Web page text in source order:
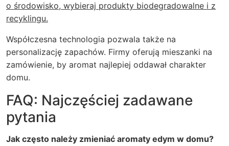
o środowisko, wybieraj produkty biodegradowalne i z
recyklingu.
Współczesna technologia pozwala także na
personalizację zapachów. Firmy oferują mieszanki na
zamówienie, by aromat najlepiej oddawał charakter
domu.
FAQ: Najczęściej zadawane
pytania
Jak często należy zmieniać aromaty edym w domu?